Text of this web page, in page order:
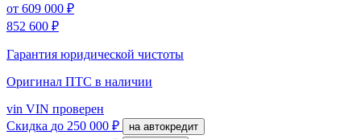
от 609 000 ₽
852 600 ₽
Гарантия юридической чистоты
Оригинал ПТС в наличии
vin VIN проверен
Скидка до 250 000 ₽ на автокредит